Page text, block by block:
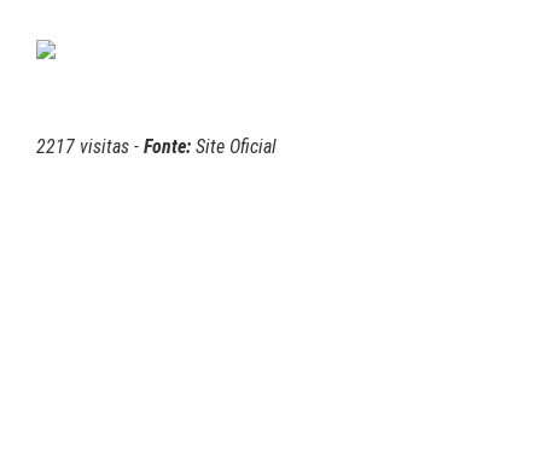
2217 visitas - Fonte: Site Oficial